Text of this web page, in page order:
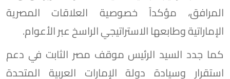
المرافق، مؤكداً خصوصية العلاقات المصرية
الإماراتية وطابعها الاستراتيجي الراسخ عبر الأعوام.
كما جدد السيد الرئيس موقف مصر الثابت في دعم
استقرار وسيادة دولة الإمارات العربية المتحدة